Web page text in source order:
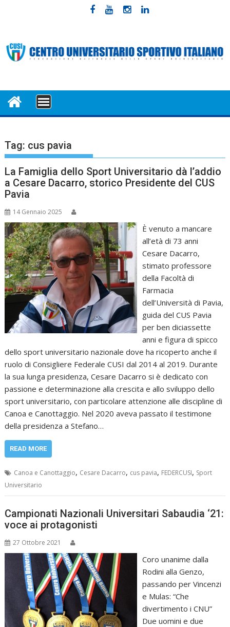
MENU
Tag: cus pavia
La Famiglia dello Sport Universitario dà l’addio
a Cesare Dacarro, storico Presidente del CUS
Pavia
14 Gennaio 2025
È venuto a mancare
all’età di 73 anni
Cesare Dacarro,
stimato professore
della Facoltà di
Farmacia
dell’Università di Pavia,
guida del CUS Pavia
per ben diciassette
anni e figura di spicco
dello sport universitario nazionale dove ha ricoperto anche il
ruolo di Consigliere Federale CUSI dal 2014 al 2019. Durante
la sua lunga presidenza, Cesare Dacarro si è dedicato con
passione e determinazione alla crescita e allo sviluppo dello
sport universitario, con particolare attenzione alle discipline di
Canoa e Canottaggio. Nel 2020 aveva passato il testimone
della presidenza a Stefano…
READ MORE
Canoa e Canottaggio, Cesare Dacarro, cus pavia, FEDERCUSI, Sport
Universitario
Campionati Nazionali Universitari Sabaudia ‘21:
voce ai protagonisti
27 Ottobre 2021
Coro unanime dalla
Rodini alla Genzo,
passando per Vincenzi
e Mulas: “Che
divertimento i CNU”
Due uomini e due